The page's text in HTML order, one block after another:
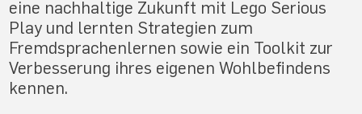
eine nachhaltige Zukunft mit Lego Serious
Play und lernten Strategien zum
Fremdsprachenlernen sowie ein Toolkit zur
Verbesserung ihres eigenen Wohlbefindens
kennen.